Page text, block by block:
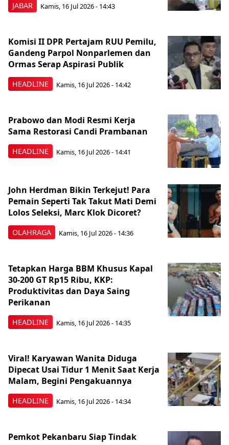
JABAR Kamis, 16 Jul 2026 - 14:43
HEADLINE
Komisi II DPR Pertajam RUU Pemilu,
Gandeng Parpol Nonparlemen dan
Ormas Serap Aspirasi Publik
Kamis, 16 Jul 2026 - 14:42
HEADLINE
Prabowo dan Modi Resmi Kerja
Sama Restorasi Candi Prambanan
Kamis, 16 Jul 2026 - 14:41
OLAHRAGA
John Herdman Bikin Terkejut! Para
Pemain Seperti Tak Takut Mati Demi
Lolos Seleksi, Marc Klok Dicoret?
Kamis, 16 Jul 2026 - 14:36
HEADLINE
Tetapkan Harga BBM Khusus Kapal
30-200 GT Rp15 Ribu, KKP:
Produktivitas dan Daya Saing
Perikanan
Kamis, 16 Jul 2026 - 14:35
HEADLINE
Viral! Karyawan Wanita Diduga
Dipecat Usai Tidur 1 Menit Saat Kerja
Malam, Begini Pengakuannya
Kamis, 16 Jul 2026 - 14:34
Pemkot Pekanbaru Siap Tindak